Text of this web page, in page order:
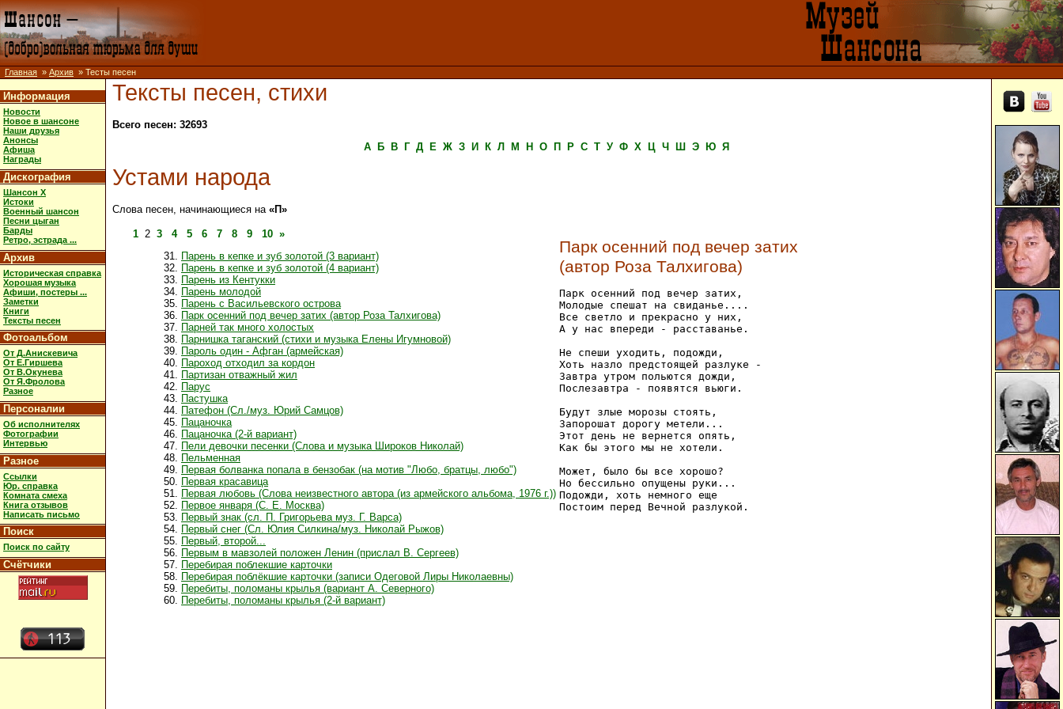
Главная » Архив » Тесты песен
Информация
Новости
Новое в шансоне
Наши друзья
Анонсы
Афиша
Награды
Дискография
Шансон X
Истоки
Военный шансон
Песни цыган
Барды
Ретро, эстрада ...
Архив
Историческая справка
Хорошая музыка
Афиши, постеры ...
Заметки
Книги
Тексты песен
Фотоальбом
От Д.Анискевича
От Е.Гиршева
От В.Окунева
От Я.Фролова
Разное
Персоналии
Об исполнителях
Фотографии
Интервью
Разное
Ссылки
Юр. справка
Комната смеха
Книга отзывов
Написать письмо
Поиск
Поиск по сайту
Счётчики
Тексты песен, стихи
Всего песен: 32693
А
Б В Г Д Е Ж З И К Л М Н О П Р С Т У Ф Х Ц Ч Ш Э Ю Я
Устами народа
Слова песен, начинающиеся на «П»
1 2 3 4 5 6 7 8 9 10 »
Парень в кепке и зуб золотой (3 вариант)
Парень в кепке и зуб золотой (4 вариант)
Парень из Кентукки
Парень молодой
Парень с Васильевского острова
Парк осенний под вечер затих (автор Роза Талхигова)
Парней так много холостых
Парнишка таганский (стихи и музыка Елены Игумновой)
Пароль один - Афган (армейская)
Пароход отходил за кордон
Партизан отважный жил
Парус
Пастушка
Патефон (Сл./муз. Юрий Самцов)
Пацаночка
Пацаночка (2-й вариант)
Пели девочки песенки (Слова и музыка Широков Николай)
Пельменная
Первая болванка попала в бензобак (на мотив "Любо, братцы, любо")
Первая красавица
Первая любовь (Слова неизвестного автора (из армейского альбома, 1976 г.))
Первое января (С. Е. Москва)
Первый знак (сл. П. Григорьева муз. Г. Варса)
Первый снег (Сл. Юлия Силкина/муз. Николай Рыжов)
Первый, второй...
Первым в мавзолей положен Ленин (прислал В. Сергеев)
Перебирая поблекшие карточки
Перебирая поблёкшие карточки (записи Одеговой Лиры Николаевны)
Перебиты, поломаны крылья (вариант А. Северного)
Перебиты, поломаны крылья (2-й вариант)
Парк осенний под вечер затих
(автор Роза Талхигова)
Парк осенний под вечер затих,
Молодые спешат на свиданье....
Все светло и прекрасно у них,
А у нас впереди - расставанье.
Не спеши уходить, подожди,
Хоть назло предстоящей разлуке -
Завтра утром польются дожди,
Послезавтра - появятся вьюги.
Будут злые морозы стоять,
Запорошат дорогу метели...
Этот день не вернется опять,
Как бы этого мы не хотели.
Может, было бы все хорошо?
Но бессильно опущены руки...
Подожди, хоть немного еще